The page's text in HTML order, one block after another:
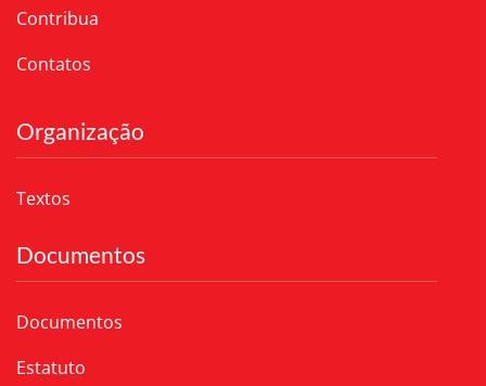
Contribua
Contatos
Organização
Textos
Documentos
Documentos
Estatuto